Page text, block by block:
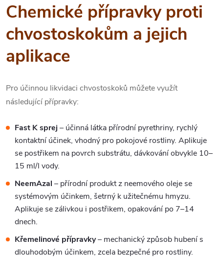
Chemické přípravky proti
chvostoskokům a jejich
aplikace
Pro účinnou likvidaci chvostoskoků můžete využít
následující přípravky:
Fast K sprej– účinná látka přírodní pyrethriny, rychlý
kontaktní účinek, vhodný pro pokojové rostliny. Aplikuje
se postřikem na povrch substrátu, dávkování obvykle 10–
15 ml/l vody.
NeemAzal – přírodní produkt z neemového oleje se
systémovým účinkem, šetrný k užitečnému hmyzu.
Aplikuje se zálivkou i postřikem, opakování po 7–14
dnech.
Křemelinové přípravky– mechanický způsob hubení s
dlouhodobým účinkem, zcela bezpečné pro rostliny.